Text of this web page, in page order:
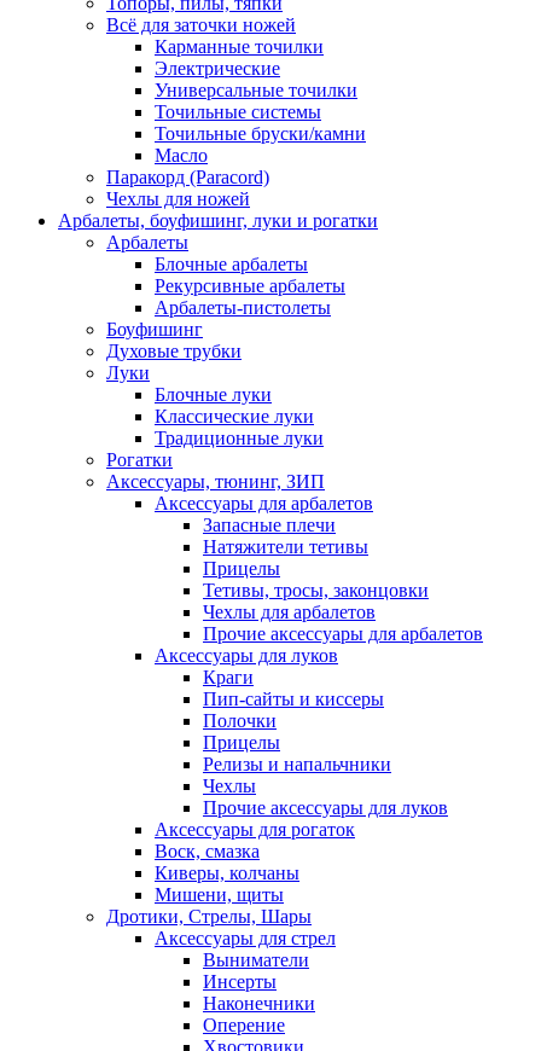
Всё для заточки ножей
Карманные точилки
Электрические
Универсальные точилки
Точильные системы
Точильные бруски/камни
Масло
Паракорд (Paracord)
Чехлы для ножей
Арбалеты, боуфишинг, луки и рогатки
Арбалеты
Блочные арбалеты
Рекурсивные арбалеты
Арбалеты-пистолеты
Боуфишинг
Духовые трубки
Луки
Блочные луки
Классические луки
Традиционные луки
Рогатки
Аксессуары, тюнинг, ЗИП
Аксессуары для арбалетов
Запасные плечи
Натяжители тетивы
Прицелы
Тетивы, тросы, законцовки
Чехлы для арбалетов
Прочие аксессуары для арбалетов
Аксессуары для луков
Краги
Пип-сайты и киссеры
Полочки
Прицелы
Релизы и напальчники
Чехлы
Прочие аксессуары для луков
Аксессуары для рогаток
Воск, смазка
Киверы, колчаны
Мишени, щиты
Дротики, Стрелы, Шары
Аксессуары для стрел
Выниматели
Инсерты
Наконечники
Оперение
Хвостовики